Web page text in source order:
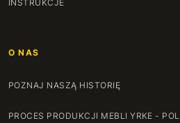
INSTRUKCJE
O NAS
POZNAJ NASZĄ HISTORIĘ
PROCES PRODUKCJI MEBLI YRKE -